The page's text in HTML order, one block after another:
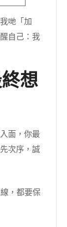
哋「加
自己：我
想
面，你最
次序，誠
，都要保